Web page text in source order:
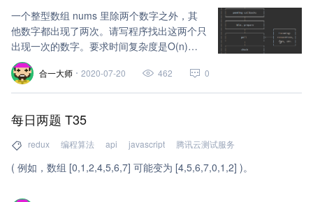
一个整型数组 nums 里除两个数字之外，其
他数字都出现了两次。请写程序找出这两个只
出现一次的数字。要求时间复杂度是O(n)，
空间复杂度是O(1)。
合一大师 2020-07-20 462 0
每日两题 T35
redux 编程算法 api javascript 腾讯云测试服务
( 例如，数组 [0,1,2,4,5,6,7] 可能变为 [4,5,6,7,0,1,2] )。